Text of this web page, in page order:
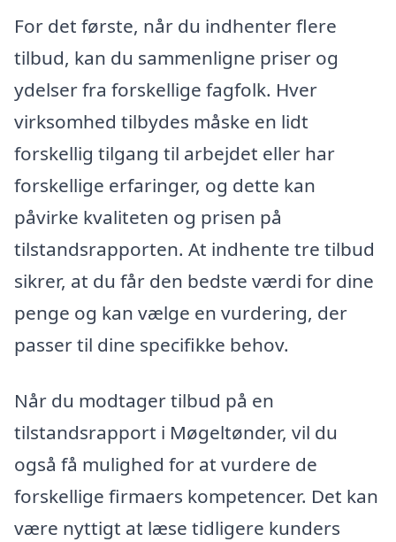
For det første, når du indhenter flere
tilbud, kan du sammenligne priser og
ydelser fra forskellige fagfolk. Hver
virksomhed tilbydes måske en lidt
forskellig tilgang til arbejdet eller har
forskellige erfaringer, og dette kan
påvirke kvaliteten og prisen på
tilstandsrapporten. At indhente tre tilbud
sikrer, at du får den bedste værdi for dine
penge og kan vælge en vurdering, der
passer til dine specifikke behov.
Når du modtager tilbud på en
tilstandsrapport i Møgeltønder, vil du
også få mulighed for at vurdere de
forskellige firmaers kompetencer. Det kan
være nyttigt at læse tidligere kunders